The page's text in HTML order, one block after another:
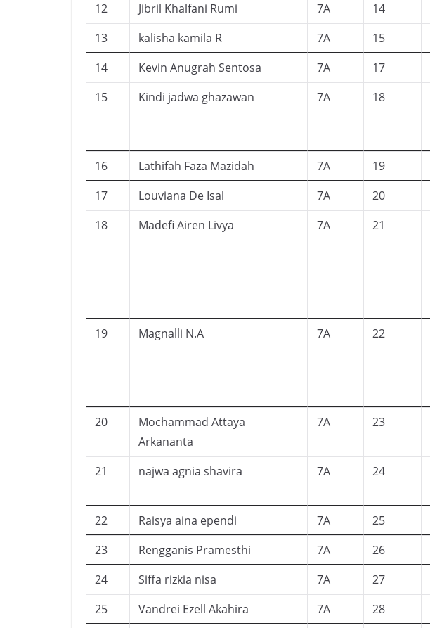
12
Jibril Khalfani Rumi 7A 14
13
kalisha kamila R 7A 15
14
Kevin Anugrah Sentosa 7A 17
15
Kindi jadwa ghazawan 7A 18
16
Lathifah Faza Mazidah 7A 19
17
Louviana De Isal 7A 20
18
Madefi Airen Livya 7A 21
19
Magnalli N.A 7A 22
20
Mochammad Attaya
Arkananta
7A 23
21 najwa agnia shavira 7A 24
22
Raisya aina ependi 7A 25
23
Rengganis Pramesthi 7A 26
24
Siffa rizkia nisa 7A 27
25
Vandrei Ezell Akahira 7A 28